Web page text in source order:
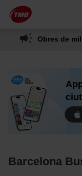
Salta al contingut
Saltar
al
contingut
Obres de
Barcelona